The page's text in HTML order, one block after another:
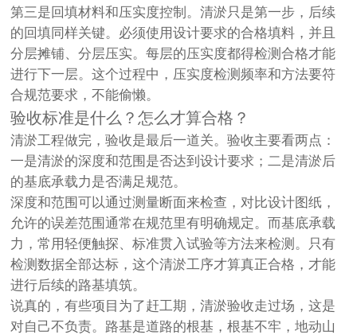
第三是回填材料和压实度控制。清淤只是第一步，后续
的回填同样关键。必须使用设计要求的合格填料，并且
分层摊铺、分层压实。每层的压实度都得检测合格才能
进行下一层。这个过程中，压实度检测频率和方法要符
合规范要求，不能偷懒。
验收标准是什么？怎么才算合格？
清淤工程做完，验收是最后一道关。验收主要看两点：
一是清淤的深度和范围是否达到设计要求；二是清淤后
的基底承载力是否满足规范。
深度和范围可以通过测量断面来检查，对比设计图纸，
允许的误差范围通常在规范里有明确规定。而基底承载
力，常用轻便触探、标准贯入试验等方法来检测。只有
检测数据全部达标，这个清淤工序才算真正合格，才能
进行后续的路基填筑。
说真的，有些项目为了赶工期，清淤验收走过场，这是
对自己不负责。路基是道路的根基，根基不牢，地动山